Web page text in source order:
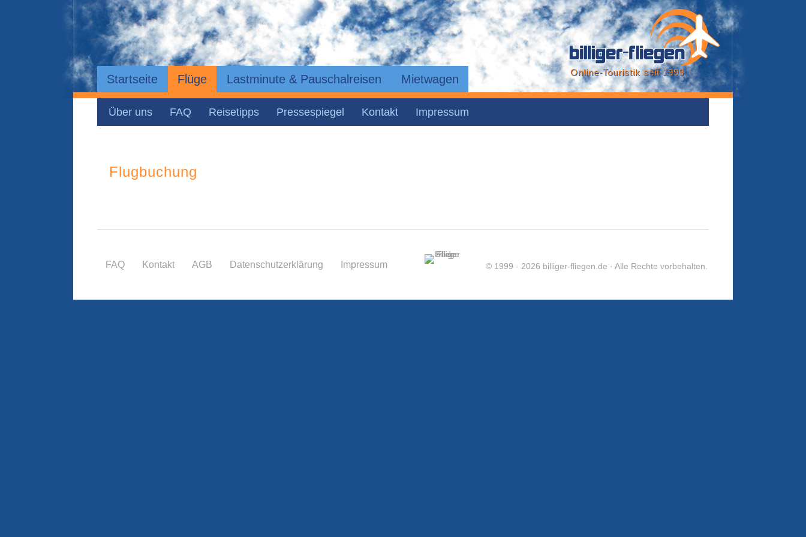
Startseite Flüge Lastminute & Pauschalreisen Mietwagen
Online-Touristik seit 1999
Über uns FAQ Reisetipps Pressespiegel Kontakt Impressum
Flugbuchung
FAQ Kontakt AGB Datenschutzerklärung Impressum © 1999 - 2026 billiger-fliegen.de · Alle Rechte vorbehalten.